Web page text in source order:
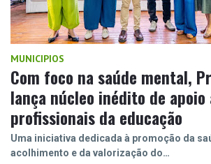
MUNICIPIOS
Com foco na saúde mental,
lança núcleo inédito de apoio
profissionais da educação
Uma iniciativa dedicada à promoção da
acolhimento e da valorização do…